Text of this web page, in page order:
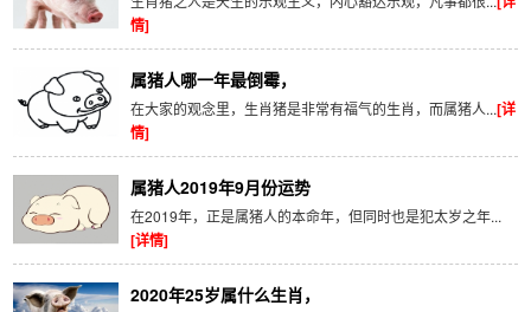
情]
属猪人哪一年最倒霉，
在大家的观念里，生肖猪是非常有福气的生肖，而属猪人...[详
情]
属猪人2019年9月份运势
在2019年，正是属猪人的本命年，但同时也是犯太岁之年...
[详情]
2020年25岁属什么生肖，